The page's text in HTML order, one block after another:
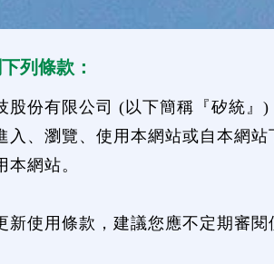
列條款：
股份有限公司 (以下簡稱『矽統
入、瀏覽、使用本網站或自本網
網站。
新使用條款，建議您應不定期審